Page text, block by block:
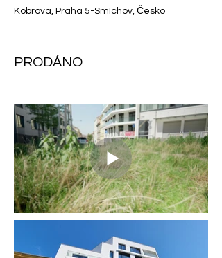
Kobrova, Praha 5-Smíchov, Česko
PRODÁNO